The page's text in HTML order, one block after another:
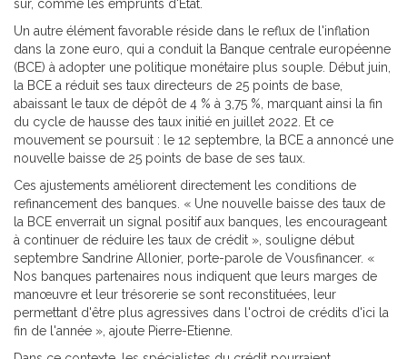
sûr, comme les emprunts d'État.
Un autre élément favorable réside dans le reflux de l'inflation
dans la zone euro, qui a conduit la Banque centrale européenne
(BCE) à adopter une politique monétaire plus souple. Début juin,
la BCE a réduit ses taux directeurs de 25 points de base,
abaissant le taux de dépôt de 4 % à 3,75 %, marquant ainsi la fin
du cycle de hausse des taux initié en juillet 2022. Et ce
mouvement se poursuit : le 12 septembre, la BCE a annoncé une
nouvelle baisse de 25 points de base de ses taux.
Ces ajustements améliorent directement les conditions de
refinancement des banques. « Une nouvelle baisse des taux de
la BCE enverrait un signal positif aux banques, les encourageant
à continuer de réduire les taux de crédit », souligne début
septembre Sandrine Allonier, porte-parole de Vousfinancer. «
Nos banques partenaires nous indiquent que leurs marges de
manœuvre et leur trésorerie se sont reconstituées, leur
permettant d'être plus agressives dans l'octroi de crédits d'ici la
fin de l'année », ajoute Pierre-Etienne.